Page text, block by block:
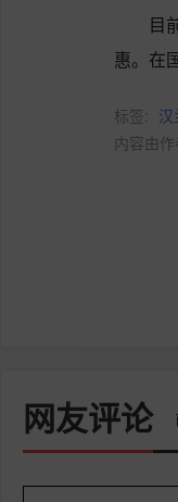
目
惠。在
标签: 汉
内容由
网友评论